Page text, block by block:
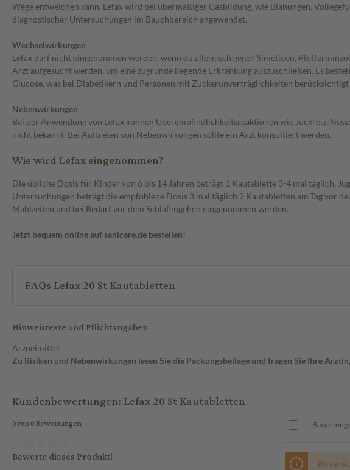
Wege entweichen kann. Lefax wird bei übermäßiger Gasbildung, wie Blähungen,
diagnostischer Untersuchungen im Bauchbereich angewendet.
Wechselwirkungen
Lefax darf nicht eingenommen werden, wenn du allergisch gegen Simeticon,
Arzt aufgesucht werden, um eine zugrunde liegende Erkrankung auszuschließen. Es
Glucose, was bei Diabetikern und Personen mit Zuckerunverträglichkeiten
Nebenwirkungen
Bei der Anwendung von Lefax können Überempfindlichkeitsreaktionen wie Juckreiz,
nicht bekannt. Bei Auftreten von Nebenwirkungen sollte ein Arzt konsultiert werden.
Wie wird Lefax eingenommen?
Die übliche Dosis für Kinder von 6 bis 14 Jahren beträgt 1 Kautablette 3-4 mal täglich.
Untersuchungen beträgt die empfohlene Dosis 3 mal täglich 2 Kautabletten am Tag vor
Mahlzeiten und bei Bedarf vor dem Schlafengehen eingenommen werden.
Jetzt bequem online auf sanicare.de bestellen!
FAQs Lefax 20 St Kautabletten
Hinweistexte und Pflichtangaben
Arzneimittel
Zu Risiken und Nebenwirkungen lesen Sie die Packungsbeilage und fragen Sie Ihre
Kundenbewertungen: Lefax 20 St Kautabletten
0 von 0 Bewertungen
Bewerte dieses Produkt! Keine